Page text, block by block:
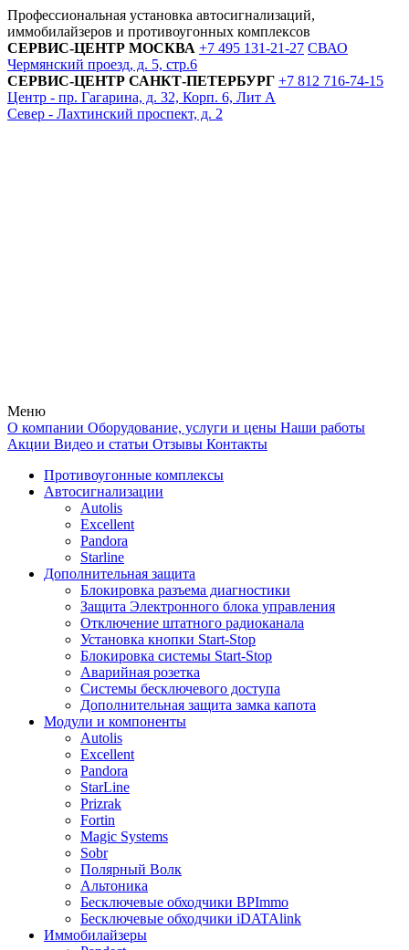
Профессиональная установка автосигнализаций,
иммобилайзеров и противоугонных комплексов
СЕРВИС-ЦЕНТР МОСКВА +7 495 131-21-27 СВАО
Чермянский проезд, д. 5, стр.6
СЕРВИС-ЦЕНТР САНКТ-ПЕТЕРБУРГ +7 812 716-74-15
Центр - пр. Гагарина, д. 32, Корп. 6, Лит А
Север - Лахтинский проспект, д. 2
Меню
О компании Оборудование, услуги и цены Наши работы
Акции Видео и статьи Отзывы Контакты
Противоугонные комплексы
Автосигнализации
Autolis
Excellent
Pandora
Starline
Дополнительная защита
Блокировка разъема диагностики
Защита Электронного блока управления
Отключение штатного радиоканала
Установка кнопки Start-Stop
Блокировка системы Start-Stop
Аварийная розетка
Системы бесключевого доступа
Дополнительная защита замка капота
Модули и компоненты
Autolis
Excellent
Pandora
StarLine
Prizrak
Fortin
Magic Systems
Sobr
Полярный Волк
Альтоника
Бесключевые обходчики BPImmo
Бесключевые обходчики iDATAlink
Иммобилайзеры